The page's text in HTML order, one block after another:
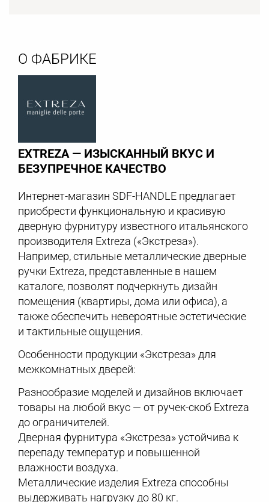
О ФАБРИКЕ
EXTREZA — ИЗЫСКАННЫЙ ВКУС И
БЕЗУПРЕЧНОЕ КАЧЕСТВО
Интернет-магазин SDF-HANDLE предлагает
приобрести функциональную и красивую
дверную фурнитуру известного итальянского
производителя Extreza («Экстреза»).
Например, стильные металлические дверные
ручки Extreza, представленные в нашем
каталоге, позволят подчеркнуть дизайн
помещения (квартиры, дома или офиса), а
также обеспечить невероятные эстетические
и тактильные ощущения.
Особенности продукции «Экстреза» для
межкомнатных дверей:
Разнообразие моделей и дизайнов включает
товары на любой вкус — от ручек-скоб Extreza
до ограничителей.
Дверная фурнитура «Экстреза» устойчива к
перепаду температур и повышенной
влажности воздуха.
Металлические изделия Extreza способны
выдерживать нагрузку до 80 кг.